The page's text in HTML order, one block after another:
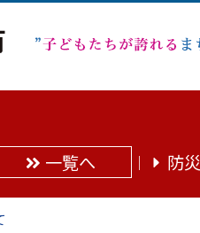
一覧へ 防
へ===八代市水